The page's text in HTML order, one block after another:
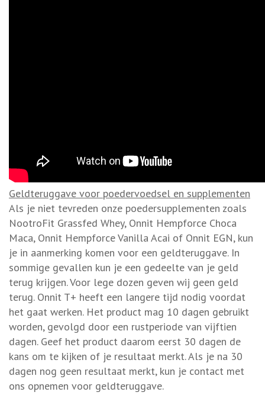
Geldteruggave voor poedervoedsel en supplementen
Als je niet tevreden onze poedersupplementen zoals
NootroFit Grassfed Whey, Onnit Hempforce Choca
Maca, Onnit Hempforce Vanilla Acai of Onnit EGN, kun
je in aanmerking komen voor een geldteruggave. In
sommige gevallen kun je een gedeelte van je geld
terug krijgen. Voor lege dozen geven wij geen geld
terug. Onnit T+ heeft een langere tijd nodig voordat
het gaat werken. Het product mag 10 dagen gebruikt
worden, gevolgd door een rustperiode van vijftien
dagen. Geef het product daarom eerst 30 dagen de
kans om te kijken of je resultaat merkt. Als je na 30
dagen nog geen resultaat merkt, kun je contact met
ons opnemen voor geldteruggave.